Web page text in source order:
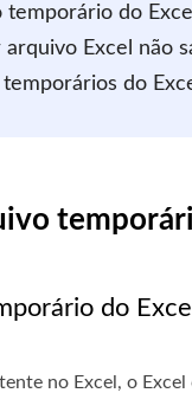
temporário do Excel
Excel não
do
do
no Excel, o